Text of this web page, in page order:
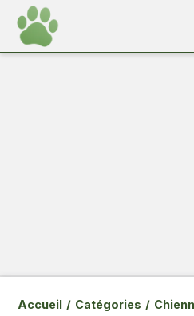
Accueil / Catégories /